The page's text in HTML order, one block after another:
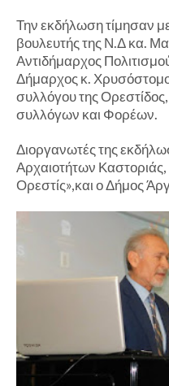
Την εκδήλωση τίμησαν
βουλευτής της Ν.Δ κα.
Αντιδήμαρχος
Δήμαρχος κ.
συλλόγου της
συλλόγων και Φορέων.
Διοργανωτές της
Αρχαιοτήτων
Ορεστίς»,και ο Δήμος